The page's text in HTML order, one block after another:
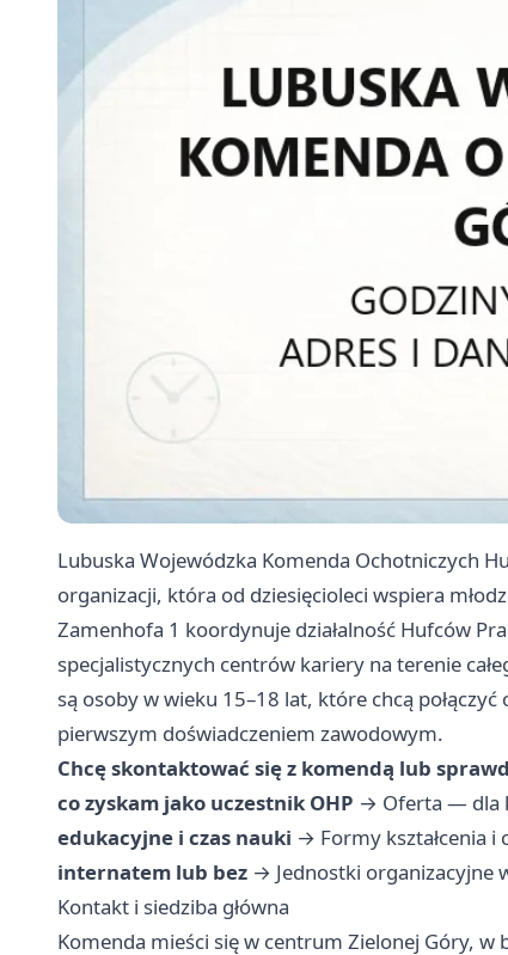
Lubuska Wojewódzka Komenda Ochotniczych
organizacji, która od dziesięcioleci wspiera
Zamenhofa 1 koordynuje działalność Hufców
specjalistycznych centrów kariery na terenie
są osoby w wieku 15–18 lat, które chcą
pierwszym doświadczeniem zawodowym.
Chcę skontaktować się z komendą lub
co zyskam jako uczestnik OHP → Oferta — dla
edukacyjne i czas nauki → Formy kształcenia i
internatem lub bez → Jednostki organizacyjne
Kontakt i siedziba główna
Komenda mieści się w centrum Zielonej Góry,